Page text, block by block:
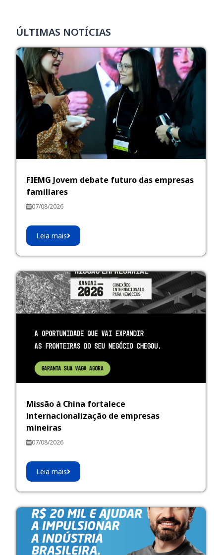
ÚLTIMAS NOTÍCIAS
FIEMG Jovem debate futuro das empresas
familiares
07/08/2026
Leia mais
Missão à China fortalece
internacionalização de empresas
mineiras
07/08/2026
Leia mais